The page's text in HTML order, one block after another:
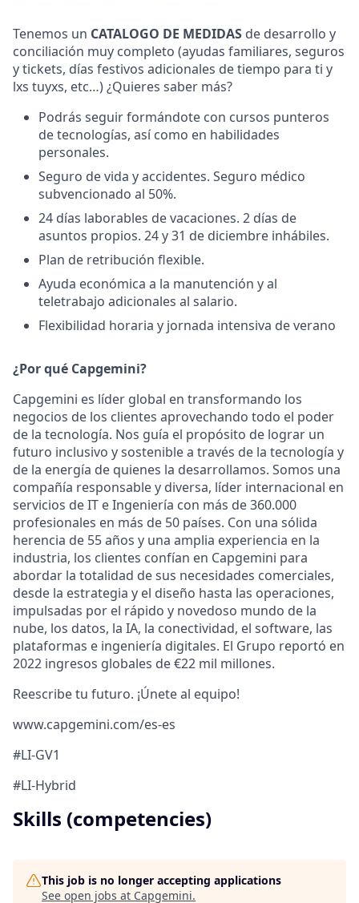
Tenemos un CATALOGO DE MEDIDAS de desarrollo y
conciliación muy completo (ayudas familiares, seguros
y tickets, días festivos adicionales de tiempo para ti y
lxs tuyxs, etc…) ¿Quieres saber más?
Podrás seguir formándote con cursos punteros
de tecnologías, así como en habilidades
personales.
Seguro de vida y accidentes. Seguro médico
subvencionado al 50%.
24 días laborables de vacaciones. 2 días de
asuntos propios. 24 y 31 de diciembre inhábiles.
Plan de retribución flexible.
Ayuda económica a la manutención y al
teletrabajo adicionales al salario.
Flexibilidad horaria y jornada intensiva de verano
¿Por qué Capgemini?
Capgemini es líder global en transformando los
negocios de los clientes aprovechando todo el poder
de la tecnología. Nos guía el propósito de lograr un
futuro inclusivo y sostenible a través de la tecnología y
de la energía de quienes la desarrollamos. Somos una
compañía responsable y diversa, líder internacional en
servicios de IT e Ingeniería con más de 360.000
profesionales en más de 50 países. Con una sólida
herencia de 55 años y una amplia experiencia en la
industria, los clientes confían en Capgemini para
abordar la totalidad de sus necesidades comerciales,
desde la estrategia y el diseño hasta las operaciones,
impulsadas por el rápido y novedoso mundo de la
nube, los datos, la IA, la conectividad, el software, las
plataformas e ingeniería digitales. El Grupo reportó en
2022 ingresos globales de €22 mil millones.
Reescribe tu futuro. ¡Únete al equipo!
www.capgemini.com/es-es
#LI-GV1
#LI-Hybrid
Skills (competencies)
This job is no longer accepting applications
See open jobs at Capgemini.